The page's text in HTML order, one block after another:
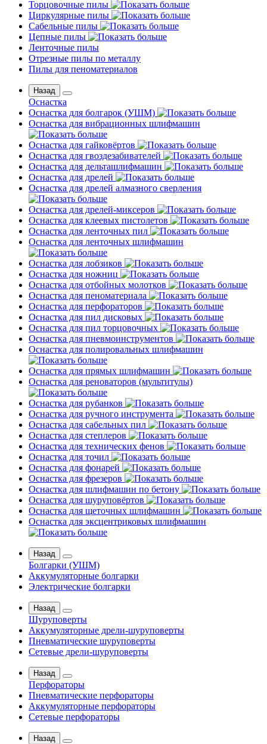
Торцовочные пилы
Циркулярные пилы
Сабельные пилы
Цепные пилы
Ленточные пилы
Отрезные пилы по металлу
Пилы для пеноматериалов
Назад
Оснастка
Оснастка для болгарок (УШМ)
Оснастка для вибрационных шлифмашин
Оснастка для гайковёртов
Оснастка для гвоздезабивателей
Оснастка для дельташлифмашин
Оснастка для дрелей
Оснастка для дрелей алмазного сверления
Оснастка для дрелей-миксеров
Оснастка для клеевых пистолетов
Оснастка для ленточных пил
Оснастка для ленточных шлифмашин
Оснастка для лобзиков
Оснастка для ножниц
Оснастка для отбойных молотков
Оснастка для пеноматериала
Оснастка для перфораторов
Оснастка для пил дисковых
Оснастка для пил торцовочных
Оснастка для пневмоинструментов
Оснастка для полировальных шлифмашин
Оснастка для прямых шлифмашин
Оснастка для реноваторов (мультитулы)
Оснастка для рубанков
Оснастка для ручного инструмента
Оснастка для сабельных пил
Оснастка для степлеров
Оснастка для технических фенов
Оснастка для точил
Оснастка для фонарей
Оснастка для фрезеров
Оснастка для шлифмашин по бетону
Оснастка для шуруповёртов
Оснастка для щеточных шлифмашин
Оснастка для эксцентриковых шлифмашин
Назад
Болгарки (УШМ)
Аккумуляторные болгарки
Электрические болгарки
Назад
Шуруповерты
Аккумуляторные дрели-шуруповерты
Пневматические шуруповерты
Сетевые дрели-шуруповерты
Назад
Перфораторы
Пневматические перфораторы
Аккумуляторные перфораторы
Сетевые перфораторы
Назад